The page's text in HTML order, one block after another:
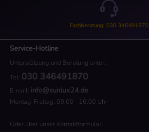
Fachberatung: 030 346491870
Service-Hotline
Unterstützung und Beratung unter:
Tel: 030 346491870
E-mail: info@sunlux24.de
Montag-Freitag: 09:00 - 16:00 Uhr
Oder über unser Kontaktformular.